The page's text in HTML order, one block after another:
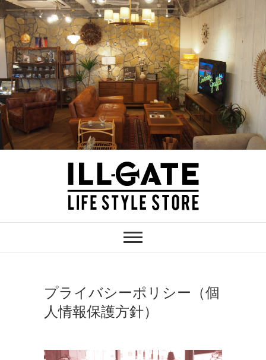
Skip
to
content
ILLGATE
プライバシーポリシー（個
人情報保護方針）